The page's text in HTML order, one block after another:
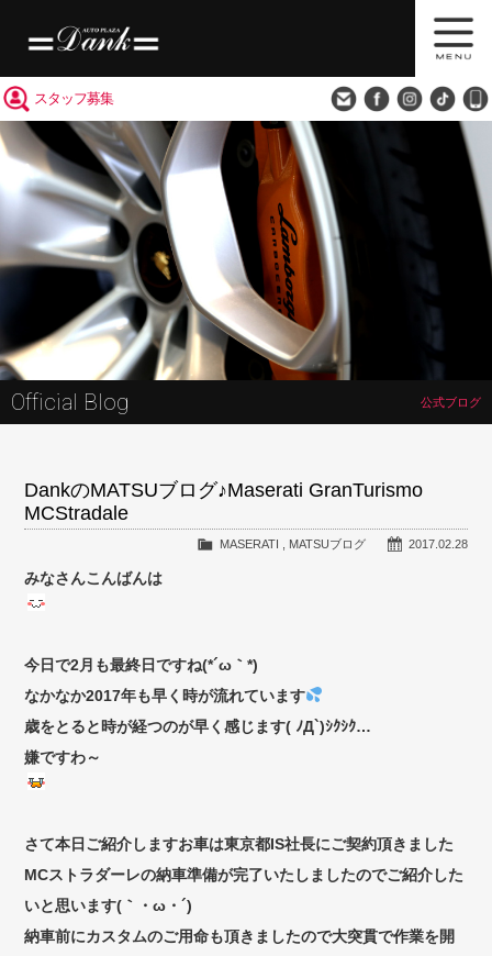
スタッフ募集
Official Blog 公式ブログ
DankのMATSUブログ♪Maserati GranTurismo
MCStradale
2017.02.28
MASERATI MATSUブログ
みなさんこんばんは
今日で2月も最終日ですね(*´ω｀*)
なかなか2017年も早く時が流れています
歳をとると時が経つのが早く感じます( ﾉД`)ｼｸｼｸ…
嫌ですわ～
さて本日ご紹介しますお車は東京都IS社長にご契約頂きました
MCストラダーレの納車準備が完了いたしましたのでご紹介した
いと思います(｀・ω・´)ゞ
納車前にカスタムのご用命も頂きましたので大突貫で作業を開